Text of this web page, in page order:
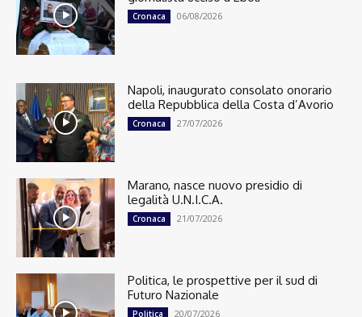
Cronaca 06/08/2026
Napoli, inaugurato consolato onorario
della Repubblica della Costa d’Avorio
Cronaca 27/07/2026
Marano, nasce nuovo presidio di
legalità U.N.I.C.A.
Cronaca 21/07/2026
Politica, le prospettive per il sud di
Futuro Nazionale
Politica 20/07/2026